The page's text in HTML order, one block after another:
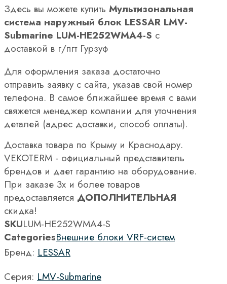
Здесь вы можете купить Мультизональная
система наружный блок LESSAR LMV-
Submarine LUM-HE252WMA4-S с
доставкой в г/пгт Гурзуф
Для оформления заказа достаточно
отправить заявку с сайта, указав свой номер
телефона. В самое ближайшее время с вами
свяжется менеджер компании для уточнения
деталей (адрес доставки, способ оплаты).
Доставка товара по Крыму и Краснодару.
VEKOTERM - официальный представитель
брендов и дает гарантию на оборудование.
При заказе 3х и более товаров
предоставляется ДОПОЛНИТЕЛЬНАЯ
скидка!
SKULUM-HE252WMA4-S
CategoriesВнешние блоки VRF-систем
Бренд: LESSAR
Серия: LMV-Submarine